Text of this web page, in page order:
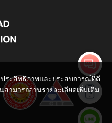
ประสิทธิภาพและประสบการณ์ที่ดี
ามารถอ่านรายละเอียดเพิ่มเติม